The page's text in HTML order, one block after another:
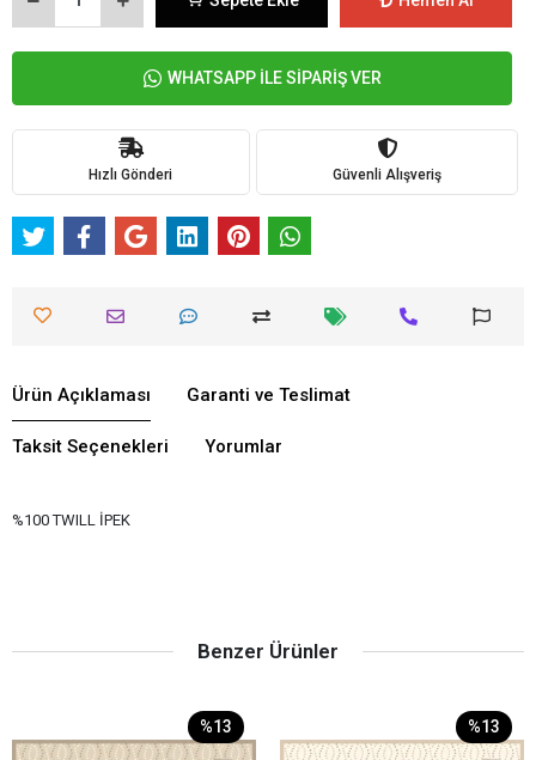
WHATSAPP İLE SİPARİŞ VER
Hızlı Gönderi Güvenli Alışveriş
Ürün Açıklaması Garanti ve Teslimat
Taksit Seçenekleri Yorumlar
%100 TWILL İPEK
Benzer Ürünler
%13 %13